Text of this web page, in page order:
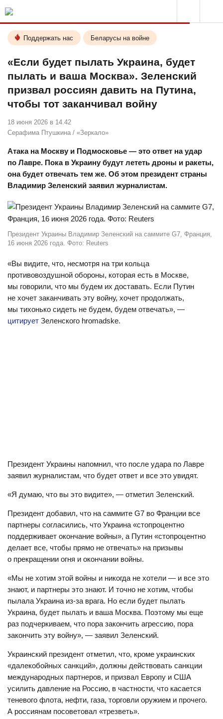
Поддержать нас Беларусы на войне
«Если будет пылать Украина, будет
пылать и ваша Москва». Зеленский
призвал россиян давить на Путина,
чтобы тот заканчивал войну
18 июня 2026 в 14.42
Серафима Птушкина / «Зеркало»
Атака на Москву и Подмосковье — это ответ на удар
по Лавре. Пока в Украину будут лететь дроны и ракеты,
она будет отвечать тем же. Об этом президент страны
Владимир Зеленский заявил журналистам.
Президент Украины Владимир Зеленский на саммите G7, Франция,
16 июня 2026 года. Фото: Reuters
«Вы видите, что, несмотря на три кольца
противовоздушной обороны, которая есть в Москве,
мы говорили, что мы будем их доставать. Если Путин
не хочет заканчивать эту войну, хочет продолжать,
мы тихонько сидеть не будем, будем отвечать», —
цитирует Зеленского hromadske.
Президент Украины напомнил, что после удара по Лавре
заявил журналистам, что будет ответ и все это увидят.
«Я думаю, что вы это видите», — отметил Зеленский.
Президент добавил, что на саммите G7 во Франции все
партнеры согласились, что Украина «стопроцентно
поддерживает окончание войны», а Путин «стопроцентно
делает все, чтобы прямо не отвечать» на призывы
о прекращении огня и окончании войны.
«Мы не хотим этой войны и никогда не хотели — и все это
знают, и партнеры это знают. И точно не хотим, чтобы
пылала Украина из-за врага. Но если будет пылать
Украина, будет пылать и ваша Москва. Поэтому мы еще
раз подчеркиваем, что пора закончить агрессию, пора
закончить эту войну», — заявил Зеленский.
Украинский президент отметил, что, кроме украинских
«далекобойных санкций», должны действовать санкции
международных партнеров, и призвал Европу и США
усилить давление на Россию, в частности, что касается
теневого флота, нефти, газа, торговли оружием и прочего.
А россиянам посоветовал «трезветь».